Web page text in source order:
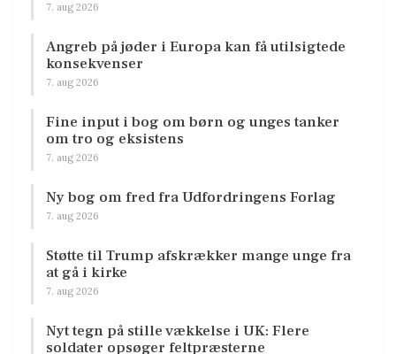
7. aug 2026
Angreb på jøder i Europa kan få utilsigtede
konsekvenser
7. aug 2026
Fine input i bog om børn og unges tanker
om tro og eksistens
7. aug 2026
Ny bog om fred fra Udfordringens Forlag
7. aug 2026
Støtte til Trump afskrækker mange unge fra
at gå i kirke
7. aug 2026
Nyt tegn på stille vækkelse i UK: Flere
soldater opsøger feltpræsterne